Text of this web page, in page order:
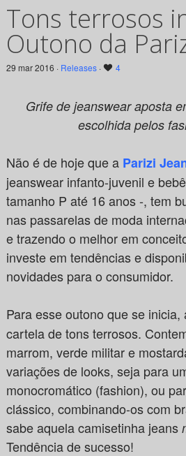
Tons terrosos
Outono da
29 mar 2016 · Releases· 4
Grife de jeanswear aposta
escolhidapelos
Não é de hoje que a Parizi
jeanswear infanto-juvenil e
tamanho P até 16 anos -, tem
nas passarelas de moda
e trazendo o melhor em
investe em tendências e
novidades para o consumidor.
Para esse outono que se inicia,
cartela de tons terrosos.
marrom, verde militar e
variações de looks, seja para
monocromático (fashion), ou
clássico, combinando-os com
sabe aquela camisetinha jeans
Tendência de sucesso!